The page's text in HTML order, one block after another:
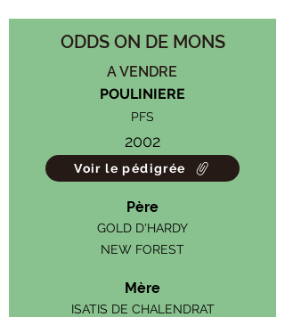
ODDS ON DE MONS
A VENDRE
POULINIERE
PFS
2002
Voir le pédigrée
Père
GOLD D'HARDY
NEW FOREST
Mère
ISATIS DE CHALENDRAT